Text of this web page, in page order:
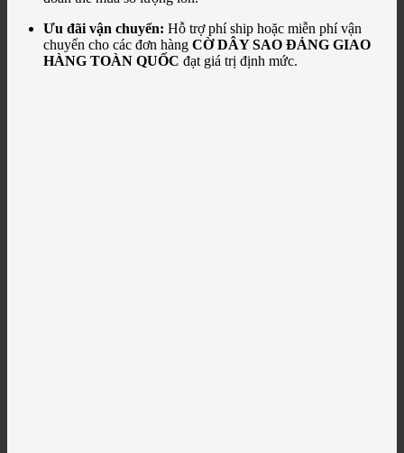
Ưu đãi vận chuyển: Hỗ trợ phí ship hoặc miễn phí vận
chuyển cho các đơn hàng CỜ DÂY SAO ĐẢNG GIAO
HÀNG TOÀN QUỐC đạt giá trị định mức.